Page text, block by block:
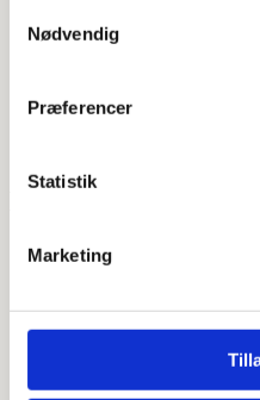
Nødvendig
Præferencer
Statistik
Marketing
Du kunne også